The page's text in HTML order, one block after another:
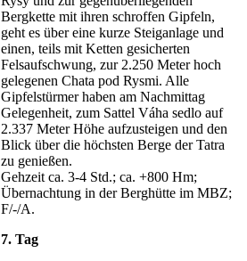
Bergkette mit ihren schroffen Gipfeln,
geht es über eine kurze Steiganlage und
einen, teils mit Ketten gesicherten
Felsaufschwung, zur 2.250 Meter hoch
gelegenen Chata pod Rysmi. Alle
Gipfelstürmer haben am Nachmittag
Gelegenheit, zum Sattel Váha sedlo auf
2.337 Meter Höhe aufzusteigen und den
Blick über die höchsten Berge der Tatra
zu genießen.
Gehzeit ca. 3-4 Std.; ca. +800 Hm;
Übernachtung in der Berghütte im MBZ;
F/-/A.
7. Tag